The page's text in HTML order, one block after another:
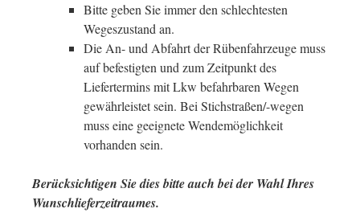
Bitte geben Sie immer den schlechtesten
Wegeszustand an.
Die An- und Abfahrt der Rübenfahrzeuge muss
auf befestigten und zum Zeitpunkt des
Liefertermins mit Lkw befahrbaren Wegen
gewährleistet sein. Bei Stichstraßen/-wegen
muss eine geeignete Wendemöglichkeit
vorhanden sein.
Berücksichtigen Sie dies bitte auch bei der Wahl Ihres
Wunschlieferzeitraumes.